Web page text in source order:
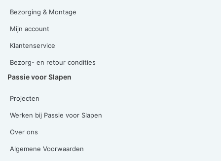
Bezorging & Montage
Mijn account
Klantenservice
Bezorg- en retour condities
Passie voor Slapen
Projecten
Werken bij Passie voor Slapen
Over ons
Algemene Voorwaarden